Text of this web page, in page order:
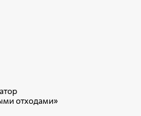
отходами»